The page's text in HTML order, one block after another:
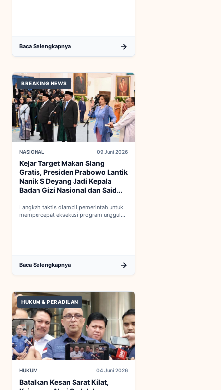
Baca Selengkapnya
BREAKING NEWS
NASIONAL 09 Juni 2026
Kejar Target Makan Siang
Gratis, Presiden Prabowo Lantik
Nanik S Deyang Jadi Kepala
Badan Gizi Nasional dan Said
Langkah taktis diambil pemerintah untuk
mempercepat eksekusi program unggulan
Baca Selengkapnya
HUKUM & PERADILAN
HUKUM 04 Juni 2026
Batalkan Kesan Sarat Kilat,